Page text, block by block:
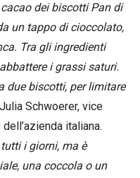
dei biscotti Pan di
un tappo di cioccolato,
Tra gli ingredienti
i grassi saturi.
due biscotti, per limitare
Schwoerer, vice
italiana.
i giorni, ma è
una coccola o un